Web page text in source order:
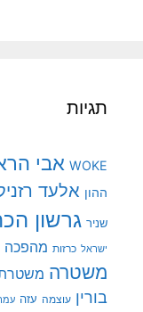
תגיות
WOKE אבי
ההון אלעד
שניר גרשון
ישראל כרזות מהפכה
משטרה
בורין עוצמה עזה